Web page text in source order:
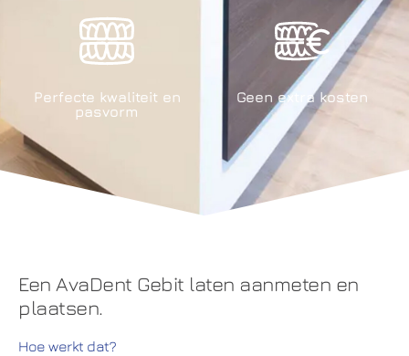
Perfecte kwaliteit en
pasvorm
Geen extra kosten
Een AvaDent Gebit laten aanmeten en
plaatsen.
Hoe werkt dat?